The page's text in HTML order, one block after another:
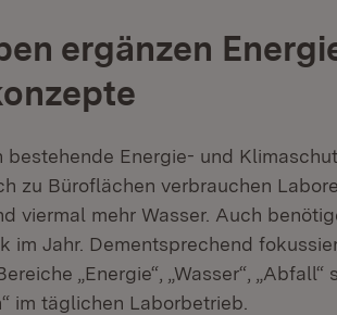
ergänzen
bestehende Energie- und
zu Büroflächen verbrauchen
viermal mehr Wasser. Auch
im Jahr. Dementsprechend
„Energie“, „Wasser“, „Abfall“
im täglichen Laborbetrieb.